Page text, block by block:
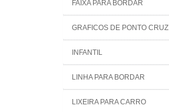
FAIXA PARA BORDAR
GRAFICOS DE PONTO CRUZ
INFANTIL
LINHA PARA BORDAR
LIXEIRA PARA CARRO